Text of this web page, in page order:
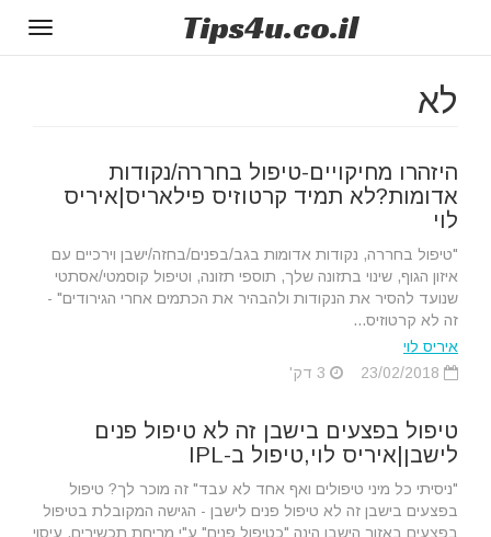
Tips4u.co.il
לא
היזהרו מחיקויים-טיפול בחררה/נקודות
אדומות?לא תמיד קרטוזיס פילאריס|איריס
לוי
"טיפול בחררה, נקודות אדומות בגב/בפנים/בחזה/ישבן וירכיים עם
איזון הגוף, שינוי בתזונה שלך, תוספי תזונה, וטיפול קוסמטי/אסתטי
שנועד להסיר את הנקודות ולהבהיר את הכתמים אחרי הגירודים" -
זה לא קרטוזיס...
איריס לוי
טיפול בפצעים בישבן זה לא טיפול פנים
לישבן|איריס לוי,טיפול ב-IPL
"ניסיתי כל מיני טיפולים ואף אחד לא עבד" זה מוכר לך? טיפול
בפצעים בישבן זה לא טיפול פנים לישבן - הגישה המקובלת בטיפול
בפצעים באזור הישבן הינה "כטיפול פנים" ע"י מריחת תכשירים, עיסוי